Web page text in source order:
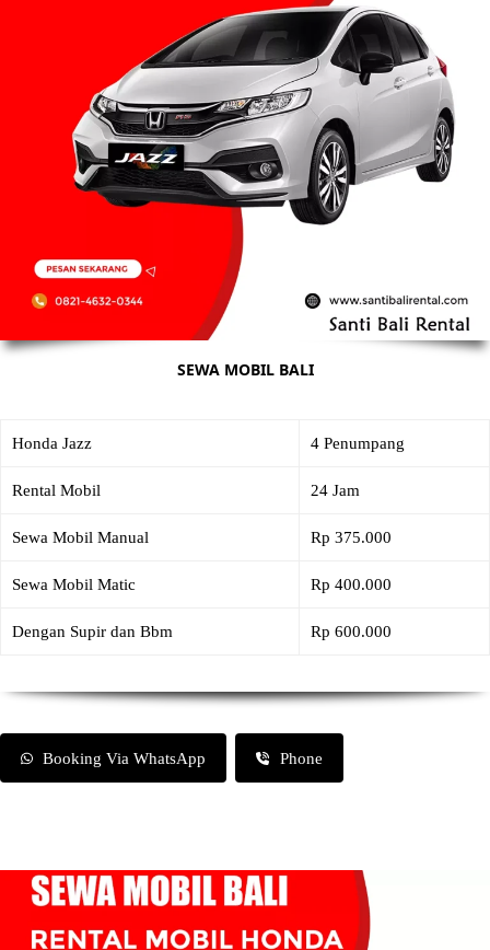
SEWA MOBIL BALI
Honda Jazz 4 Penumpang
Rental Mobil 24 Jam
Sewa Mobil Manual Rp 375.000
Sewa Mobil Matic Rp 400.000
Dengan Supir dan Bbm Rp 600.000
Booking Via WhatsApp Phone